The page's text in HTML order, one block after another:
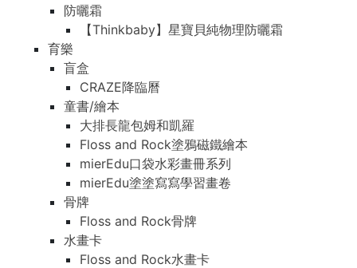
防曬霜
【Thinkbaby】星寶貝純物理防曬霜
育樂
盲盒
CRAZE降臨曆
童書/繪本
大排長龍包姆和凱羅
Floss and Rock塗鴉磁鐵繪本
mierEdu口袋水彩畫冊系列
mierEdu塗塗寫寫學習畫卷
骨牌
Floss and Rock骨牌
水畫卡
Floss and Rock水畫卡